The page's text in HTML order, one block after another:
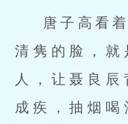
唐子高看
清隽的脸，就
人，让聂良
成疾，抽烟喝